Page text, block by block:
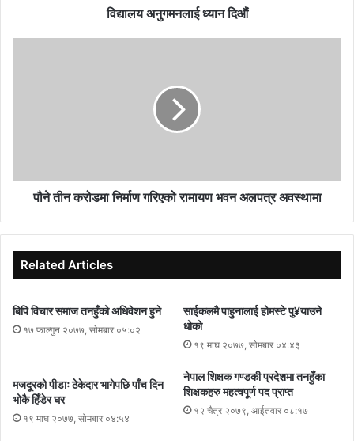
विद्यालय अनुगमनलाई ध्यान दिऔं
पौने तीन करोडमा निर्माण गरिएको रामायण भवन अलपत्र अवस्थामा
Related Articles
बिपि विचार समाज तनहुँको अधिवेशन हुने
१७ फाल्गुन २०७७, सोमबार ०५:०२
साईकलमै पाहुनालाई होमस्टे पु¥याउने
धोको
१९ माघ २०७७, सोमबार ०४:४३
मजदूरको पीडाः ठेकेदार भागेपछि पाँच दिन
भोकै हिँडेर घर
१९ माघ २०७७, सोमबार ०४:५४
नेपाल शिक्षक गण्डकी प्रदेशमा तनहुँका
शिक्षकहरु महत्वपूर्ण पद प्राप्त
१२ चैत्र २०७९, आईतवार ०८:१७